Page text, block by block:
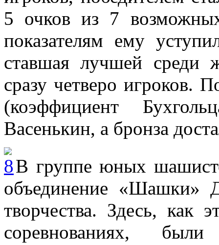
5 очков из 7
показателям ему
ставшая лучшей среди
сразу четверо игроков.
(коэффициент
Васенькин, а бронза
В группе юных
объединение «Шашки»
творчества. Здесь, как
соревнованиях,